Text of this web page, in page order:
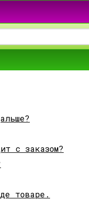
с заказом?
товаре.